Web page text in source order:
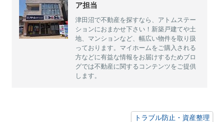
ア担当
津田沼で不動産を探すなら、アトムステー
ションにおまかせ下さい！新築戸建てや土
地、マンションなど、幅広い物件を取り扱
っております。マイホームをご購入される
方などに有益な情報をお届けするためブロ
グでは不動産に関するコンテンツをご提供
します。
トラブル防止・資産整理